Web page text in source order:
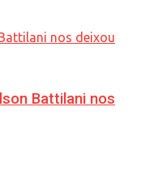
Battilani nos